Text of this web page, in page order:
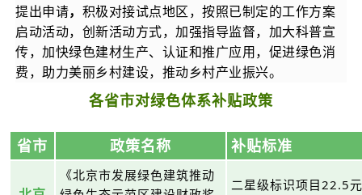
提出申请， 积极对接试点地区，按照已制定的工作方案
启动活动，创新活动方式，加强指导监督，加大科普宣
传，加快绿色建材生产、认证和推广应用，促进绿色消
费，助力美丽乡村建设，推动乡村产业振兴。
各省市对绿色体系补贴政策
省市 政策名称 补贴标准
《北京市发展绿色建筑推动
二星级标识项目22.5